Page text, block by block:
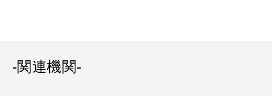
-関連機関-